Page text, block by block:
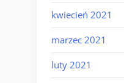
kwiecień 2021
marzec 2021
luty 2021